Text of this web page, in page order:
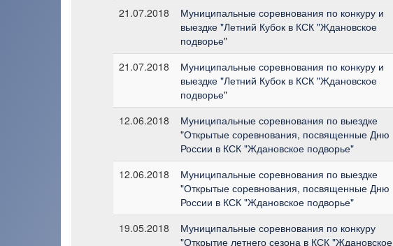
21.07.2018
Муниципальные соревнования по конкуру и
выездке "Летний Кубок в КСК "Ждановское
подворье"
21.07.2018
Муниципальные соревнования по конкуру и
выездке "Летний Кубок в КСК "Ждановское
подворье"
12.06.2018
Муниципальные соревнования по выездке
"Открытые соревнования, посвященные Дню
России в КСК "Ждановское подворье"
12.06.2018
Муниципальные соревнования по выездке
"Открытые соревнования, посвященные Дню
России в КСК "Ждановское подворье"
19.05.2018
Муниципальные соревнования по конкуру
"Открытие летнего сезона в КСК "Ждановское